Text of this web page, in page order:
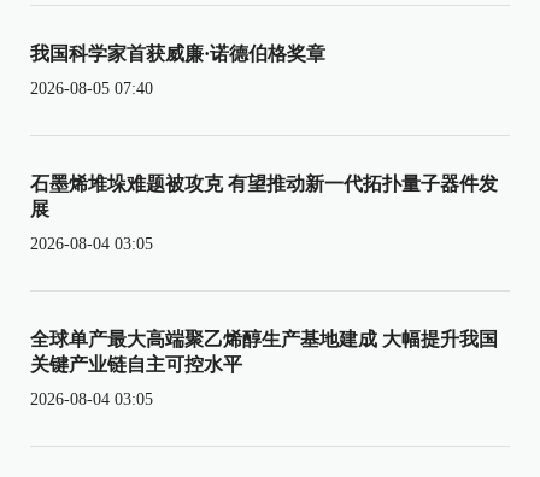
我国科学家首获威廉·诺德伯格奖章
2026-08-05 07:40
石墨烯堆垛难题被攻克 有望推动新一代拓扑量子器件发
展
2026-08-04 03:05
全球单产最大高端聚乙烯醇生产基地建成 大幅提升我国
关键产业链自主可控水平
2026-08-04 03:05